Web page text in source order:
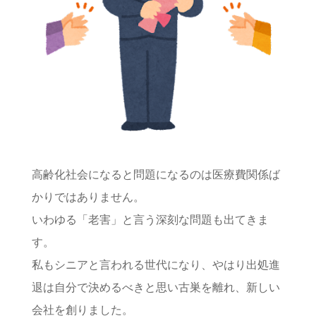
高齢化社会になると問題になるのは医療費関係ば
かりではありません。
いわゆる「老害」と言う深刻な問題も出てきま
す。
私もシニアと言われる世代になり、やはり出処進
退は自分で決めるべきと思い古巣を離れ、新しい
会社を創りました。